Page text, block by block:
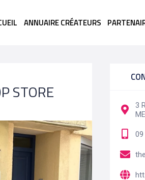
ANNUAIRE CRÉATEURS
STORE
3